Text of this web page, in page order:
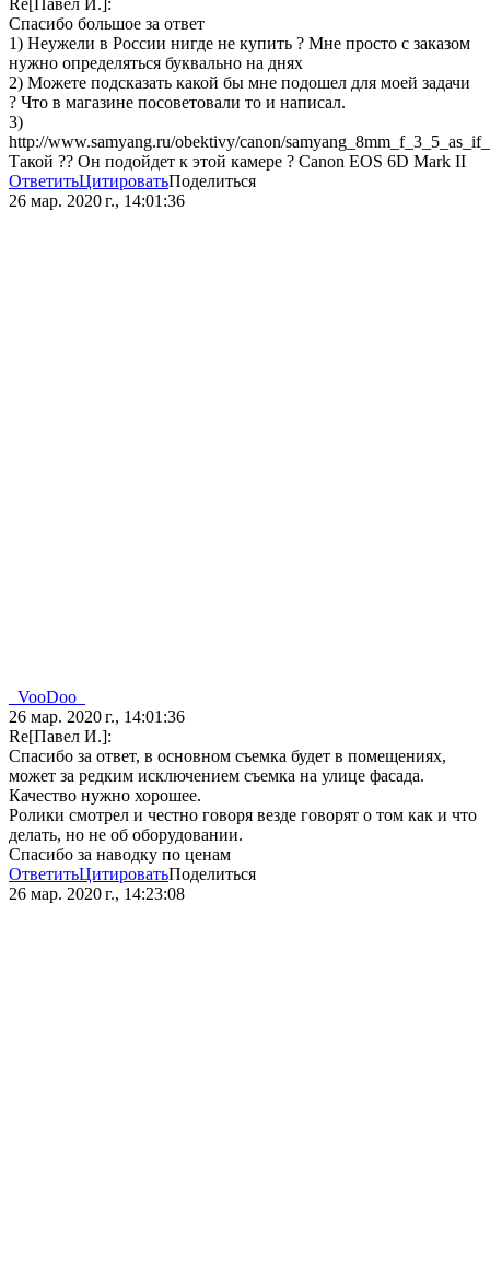
Re[Павел И.]:
Спасибо большое за ответ
1) Неужели в России нигде не купить ? Мне просто с заказом
нужно определяться буквально на днях
2) Можете подсказать какой бы мне подошел для моей задачи
? Что в магазине посоветовали то и написал.
3)
http://www.samyang.ru/obektivy/canon/
Такой ?? Он подойдет к этой камере ? Canon EOS 6D Mark II
ОтветитьЦитироватьПоделиться
26 мар. 2020 г., 14:01:36
_VooDoo_
26 мар. 2020 г., 14:01:36
Re[Павел И.]:
Спасибо за ответ, в основном съемка будет в помещениях,
может за редким исключением съемка на улице фасада.
Качество нужно хорошее.
Ролики смотрел и честно говоря везде говорят о том как и что
делать, но не об оборудовании.
Спасибо за наводку по ценам
ОтветитьЦитироватьПоделиться
26 мар. 2020 г., 14:23:08